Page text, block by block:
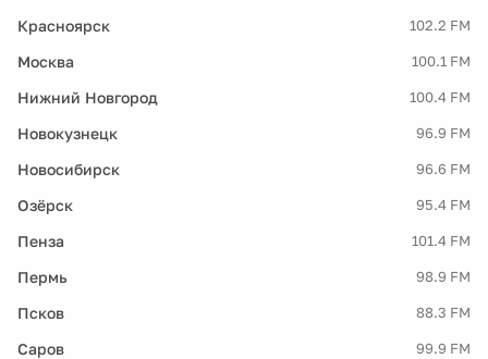
Красноярск 102.2 FM
Москва 100.1 FM
Нижний Новгород 100.4 FM
Новокузнецк 96.9 FM
Новосибирск 96.6 FM
Озёрск 95.4 FM
Пенза 101.4 FM
Пермь 98.9 FM
Псков 88.3 FM
Саров 99.9 FM